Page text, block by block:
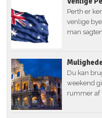
Perth er
venlige
man
Du kan
weekend
rummer af